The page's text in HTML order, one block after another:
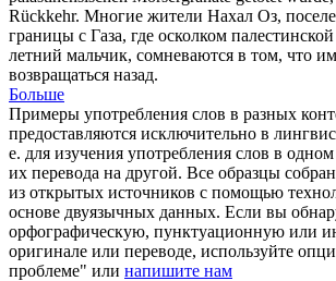
Rückkehr. Многие жители Нахал Оз,
границы с Газа, где осколком
летний мальчик, сомневаются в том, что
возвращаться назад.
Больше
Примеры употребления слов в разных
предоставляются исключительно в
е. для изучения употребления слов в
их перевода на другой. Все образцы
из открытых источников с помощью
основе двуязычных данных. Если вы
орфографическую, пунктуационную или
оригинале или переводе, используйте
проблеме" или напишите нам